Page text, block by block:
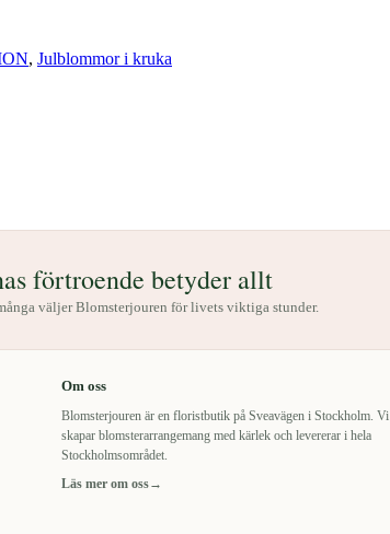
, Julblommor i kruka
förtroende betyder allt
väljer Blomsterjouren för livets viktiga stunder.
Om oss
Blomsterjouren är en floristbutik på Sveavägen i Stockholm. Vi
skapar blomsterarrangemang med kärlek och levererar i hela
Stockholmsområdet.
Läs mer om oss→